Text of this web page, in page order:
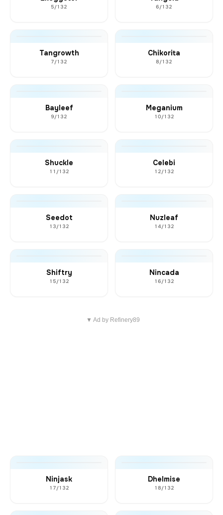
5/132 6/132
Tangrowth
7/132
Chikorita
8/132
Bayleef
9/132
Meganium
10/132
Shuckle
11/132
Celebi
12/132
Seedot
13/132
Nuzleaf
14/132
Shiftry
15/132
Nincada
16/132
▼ Ad by Refinery89
Ninjask
17/132
Dhelmise
18/132